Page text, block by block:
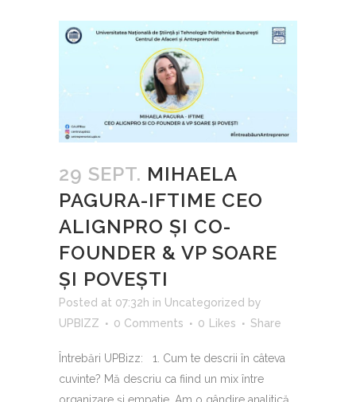
29 SEPT. MIHAELA
PAGURA-IFTIME CEO
ALIGNPRO ȘI CO-
FOUNDER & VP SOARE
ȘI POVEȘTI
Posted at 07:32h in Uncategorized by
UPBIZZ
0 Comments 0 Likes Share
Întrebări UPBizz: 1. Cum te descrii în câteva
cuvinte? Mă descriu ca fiind un mix între
organizare și empatie. Am o gândire analitică,